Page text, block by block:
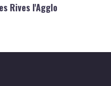
Rives l'Agglo